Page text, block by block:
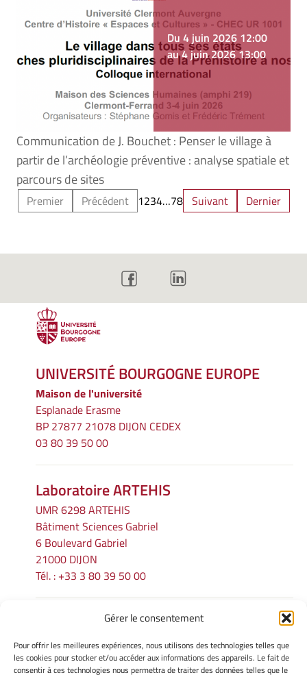
Gérer le consentement
Pour offrir les meilleures expériences, nous utilisons des technologies telles que
les cookies pour stocker et/ou accéder aux informations des appareils. Le fait de
consentir à ces technologies nous permettra de traiter des données telles que le
Du 4 juin 2026 12:00
au 4 juin 2026 13:00
Communication de J. Bouchet : Penser le village à
partir de l’archéologie préventive : analyse spatiale et
parcours de sites
Premier Précédent 1234…78 Suivant Dernier
UNIVERSITÉ BOURGOGNE EUROPE
Maison de l'université
Esplanade Erasme
BP 27877 21078 DIJON CEDEX
03 80 39 50 00
Laboratoire ARTEHIS
UMR 6298 ARTEHIS
Bâtiment Sciences Gabriel
6 Boulevard Gabriel
21000 DIJON
Tél. : +33 3 80 39 50 00
INFORMATIONS LÉGALES
Mentions légales